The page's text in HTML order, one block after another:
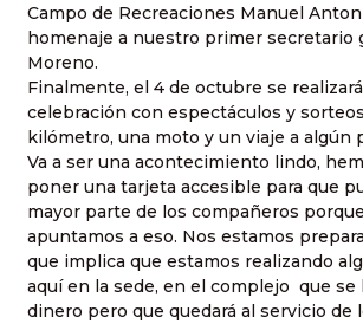
Campo de Recreaciones Manuel
homenaje a nuestro primer secretario
Moreno.
Finalmente, el 4 de octubre se
celebración con espectáculos y
kilómetro, una moto y un viaje a algún
Va a ser una acontecimiento lindo,
poner una tarjeta accesible para que
mayor parte de los compañeros
apuntamos a eso. Nos estamos
que implica que estamos realizando
aquí en la sede, en el complejo  que
dinero pero que quedará al servicio de